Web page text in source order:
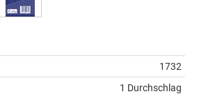
1732
1 Durchschlag